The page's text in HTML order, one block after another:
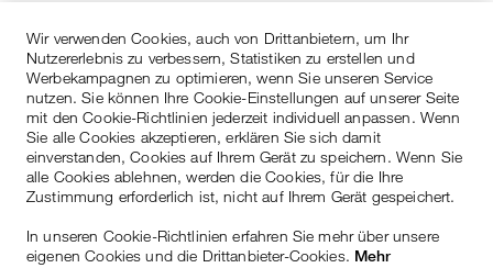
Wir verwenden Cookies, auch von Drittanbietern, um Ihr
Nutzererlebnis zu verbessern, Statistiken zu erstellen und
Werbekampagnen zu optimieren, wenn Sie unseren Service
nutzen. Sie können Ihre Cookie-Einstellungen auf unserer Seite
mit den Cookie-Richtlinien jederzeit individuell anpassen. Wenn
Sie alle Cookies akzeptieren, erklären Sie sich damit
einverstanden, Cookies auf Ihrem Gerät zu speichern. Wenn Sie
alle Cookies ablehnen, werden die Cookies, für die Ihre
Zustimmung erforderlich ist, nicht auf Ihrem Gerät gespeichert.
In unseren Cookie-Richtlinien erfahren Sie mehr über unsere
eigenen Cookies und die Drittanbieter-Cookies. Mehr